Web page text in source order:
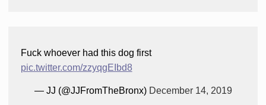
Fuck whoever had this dog first
pic.twitter.com/zzyqgEIbd8
— JJ (@JJFromTheBronx) December 14, 2019